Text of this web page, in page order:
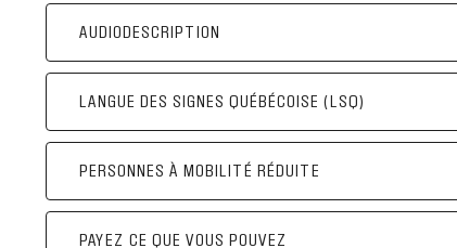
AUDIODESCRIPTION
LANGUE DES SIGNES QUÉBÉCOISE (LSQ)
Veuillez noter que la date pour la
ultérieurement.
PERSONNES À MOBILITÉ RÉDUITE
PAYEZ CE QUE VOUS POUVEZ